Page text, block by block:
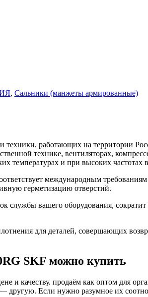
, Сальники (манжеты армированные)
работающих на территории
технике, вентиляторах,
температурах и при высоких частотах
международным
герметизацию отверстий.
вашего оборудования,
для деталей, совершающих
SKF можно купить
и качеству. продаём как оптом для
Если нужно разумное их